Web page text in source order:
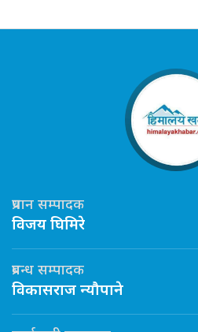
प्रधान सम्पादक
विजय घिमिरे
प्रबन्ध सम्पादक
विकासराज न्यौपाने